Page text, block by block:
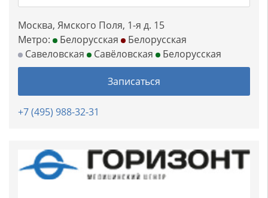
Москва, Ямского Поля, 1-я д. 15
Метро:
Белорусская
Белорусская
Савеловская
Савёловская Белорусская
Записаться
+7 (495) 988-32-31